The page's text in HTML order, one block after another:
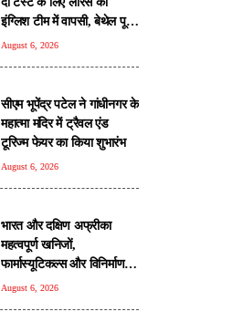
इंग्लिश टीम में वापसी, बेथेल पूरी
सीरीज से बाहर
August 6, 2026
सीएम भूपेंद्र पटेल ने गांधीनगर के
महात्मा मंदिर में ट्रैवल एंड
टूरिज्म फेयर का किया शुभारंभ
August 6, 2026
भारत और दक्षिण अफ्रीका
महत्वपूर्ण खनिजों,
फार्मास्यूटिकल्स और विनिर्माण
क्षेत्र में सहयोग का विस्तार
August 6, 2026